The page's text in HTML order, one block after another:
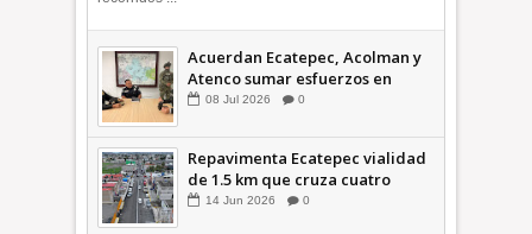
Acuerdan Ecatepec, Acolman y
Atenco sumar esfuerzos en
seguridad
08 Jul 2026 0
Repavimenta Ecatepec vialidad
de 1.5 km que cruza cuatro
comunidades +Video
14 Jun 2026 0